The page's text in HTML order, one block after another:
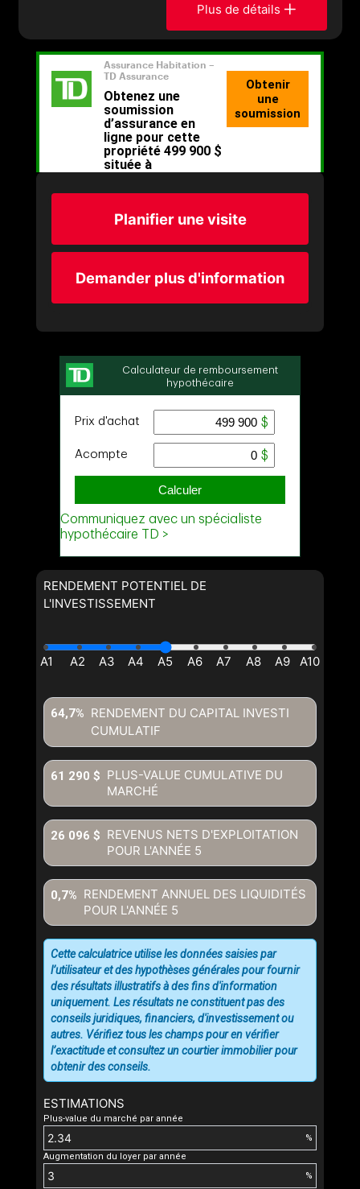
Plus de détails
Planifier une visite
Demander plus d'information
RENDEMENT POTENTIEL DE
L'INVESTISSEMENT
RENDEMENT DU CAPITAL INVESTI
CUMULATIF
64,7%
PLUS-VALUE CUMULATIVE DU
MARCHÉ
61 290 $
REVENUS NETS D'EXPLOITATION
POUR L'ANNÉE 5
26 096 $
RENDEMENT ANNUEL DES LIQUIDITÉS
POUR L'ANNÉE 5
0,7%
ESTIMATIONS
Plus-value du marché par année
%
Augmentation du loyer par année
%
Cette calculatrice utilise les données saisies par
l’utilisateur et des hypothèses générales pour fournir
des résultats illustratifs à des fins d'information
uniquement. Les résultats ne constituent pas des
conseils juridiques, financiers, d'investissement ou
autres. Vérifiez tous les champs pour en vérifier
l’exactitude et consultez un courtier immobilier pour
obtenir des conseils.